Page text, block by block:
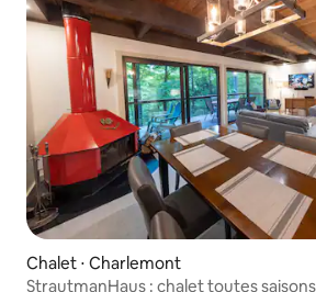
Chalet ⋅ Charlemont
StrautmanHaus : chalet toutes